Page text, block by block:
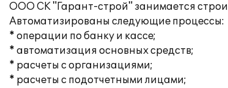
ООО СК "Гарант-строй" занимается
Автоматизированы следующие процессы:
* операции по банку и кассе;
* автоматизация основных средств;
* расчеты с организациями;
* расчеты с подотчетными лицами;